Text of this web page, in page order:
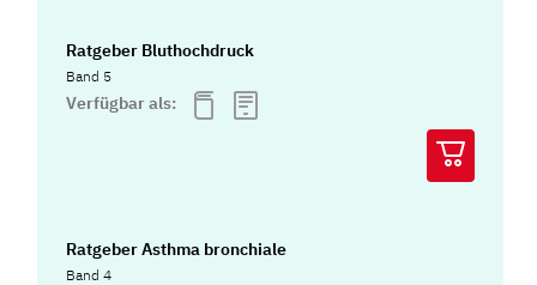
Ratgeber Bluthochdruck
Band 5
Verfügbar als:
Ratgeber Asthma bronchiale
Band 4